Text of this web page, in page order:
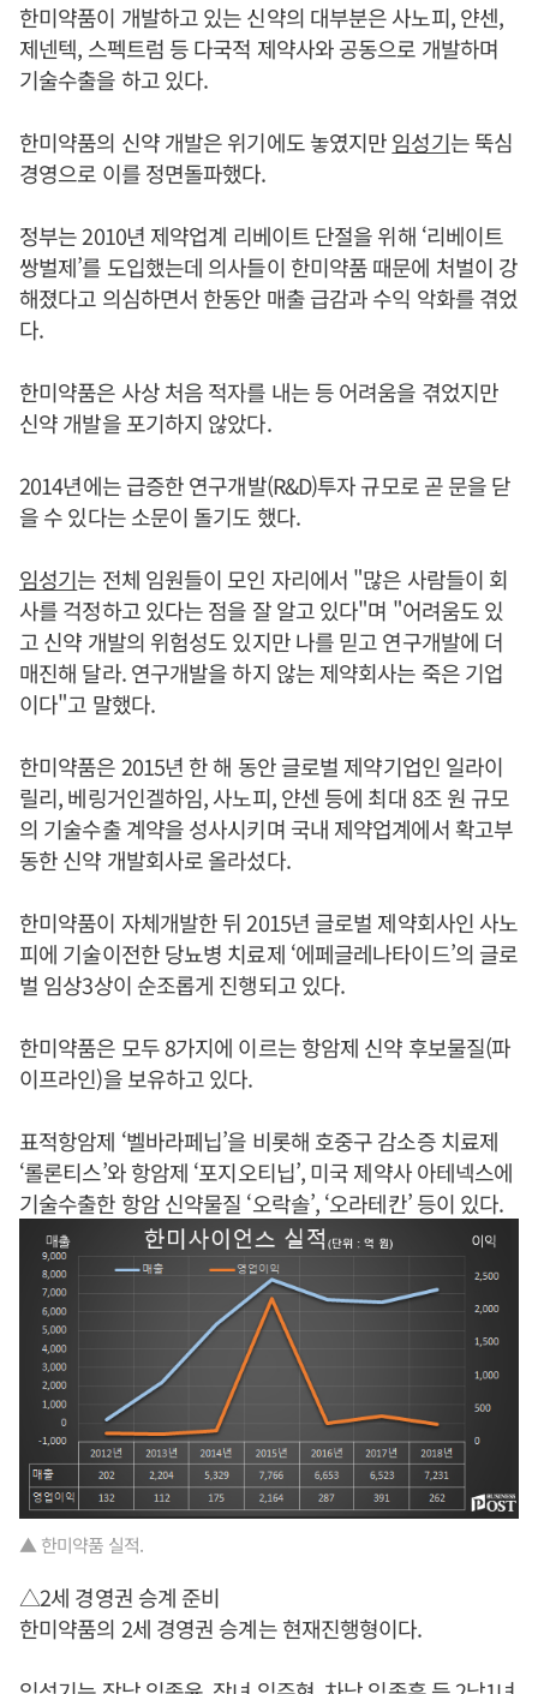
한미약품이 개발하고 있는 신약의 대부분은 사노피, 얀센,
제넨텍, 스펙트럼 등 다국적 제약사와 공동으로 개발하며
기술수출을 하고 있다.
한미약품의 신약 개발은 위기에도 놓였지만임성기는 뚝심
경영으로 이를 정면돌파했다.
정부는 2010년 제약업계 리베이트 단절을 위해 ‘리베이트
쌍벌제’를 도입했는데 의사들이 한미약품 때문에 처벌이 강
해졌다고 의심하면서 한동안 매출 급감과 수익 악화를 겪었
다.
한미약품은 사상 처음 적자를 내는 등 어려움을 겪었지만
신약 개발을 포기하지 않았다.
2014년에는 급증한 연구개발(R&D)투자 규모로 곧 문을 닫
을 수 있다는 소문이 돌기도 했다.
임성기는 전체 임원들이 모인 자리에서 "많은 사람들이 회
사를 걱정하고 있다는 점을 잘 알고 있다"며 "어려움도 있
고 신약 개발의 위험성도 있지만 나를 믿고 연구개발에 더
매진해 달라. 연구개발을 하지 않는 제약회사는 죽은 기업
이다"고 말했다.
한미약품은 2015년 한 해 동안 글로벌 제약기업인 일라이
릴리, 베링거인겔하임, 사노피, 얀센 등에 최대 8조 원 규모
의 기술수출 계약을 성사시키며 국내 제약업계에서 확고부
동한 신약 개발회사로 올라섰다.
한미약품이 자체개발한 뒤 2015년 글로벌 제약회사인 사노
피에 기술이전한 당뇨병 치료제 ‘에페글레나타이드’의 글로
벌 임상3상이 순조롭게 진행되고 있다.
한미약품은 모두 8가지에 이르는 항암제 신약 후보물질(파
이프라인)을 보유하고 있다.
표적항암제 ‘벨바라페닙’을 비롯해 호중구 감소증 치료제
‘롤론티스’와 항암제 ‘포지오티닙’, 미국 제약사 아테넥스에
기술수출한 항암 신약물질 ‘오락솔’, ‘오라테칸’ 등이 있다.
▲ 한미약품 실적.
△2세 경영권 승계 준비
한미약품의 2세 경영권 승계는 현재진행형이다.